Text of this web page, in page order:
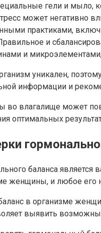
гели и мыло,
может негативно
практиками,
и
и
уникален,
информации и
во влагалище может
оптимальных
баланса
женщины, и любое
в организме
выявить